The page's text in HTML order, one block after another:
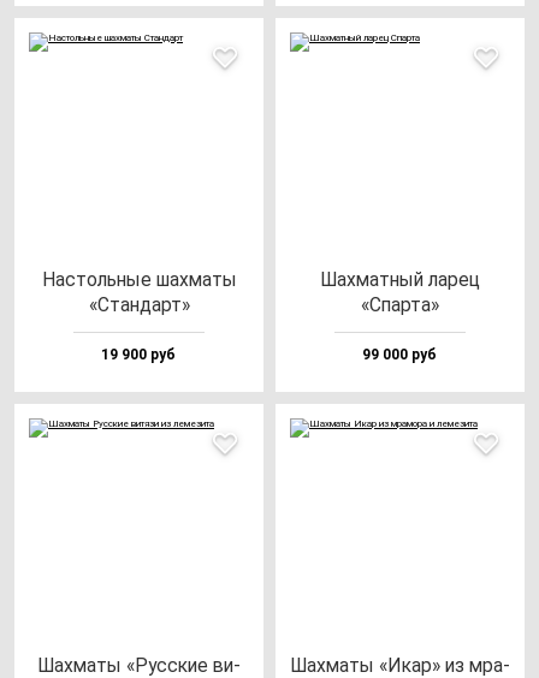
Нас­толь­ные шах­ма­ты
«Стан­дарт»
19 900 руб
Шах­мат­ный ла­рец
«Спар­та»
99 000 руб
Шах­ма­ты «Рус­ские ви­
Шах­ма­ты «Икар» из мра­